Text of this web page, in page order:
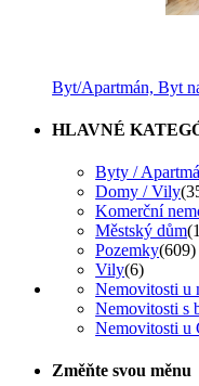
Byt/Apartmán, Byt
HLAVNÉ
Byty /
Domy / Vily
Komerční
Městský dům
Pozemky(609)
Vily(6)
Nemovitosti u
Nemovitosti s
Nemovitosti u
Změňte svou měnu